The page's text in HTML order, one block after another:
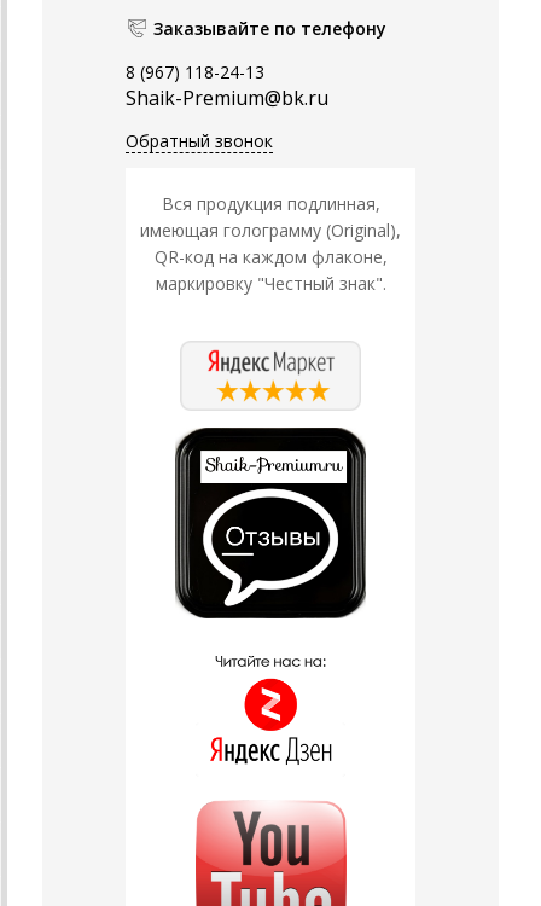
Заказывайте по телефону
8 (967) 118-24-13
Shaik-Premium@bk.ru
Обратный звонок
Вся продукция подлинная,
имеющая голограмму (Original),
QR-код на каждом флаконе,
маркировку "Честный знак".